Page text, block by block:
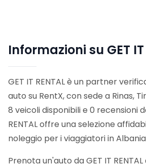
Informazioni su GET IT
GET IT RENTAL è un partner
auto su RentX, con sede a Rinas,
8 veicoli disponibili e 0 recensioni
RENTAL offre una selezione
noleggio per i viaggiatori in
Prenota un'auto da GET IT